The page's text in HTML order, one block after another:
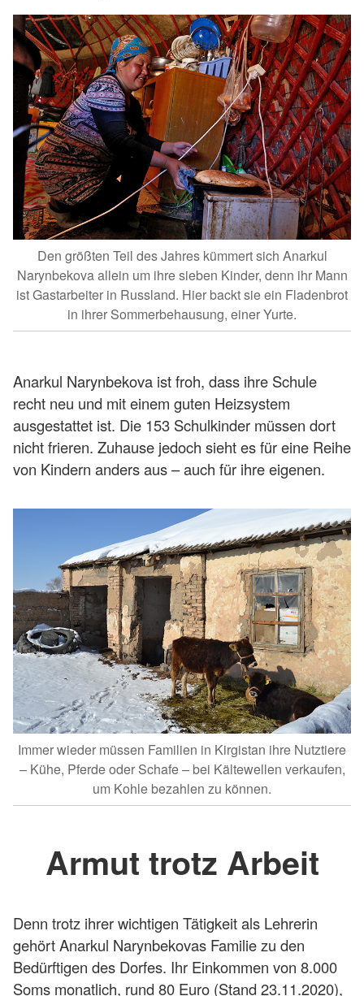
Den größten Teil des Jahres kümmert sich Anarkul
Narynbekova allein um ihre sieben Kinder, denn ihr Mann
ist Gastarbeiter in Russland. Hier backt sie ein Fladenbrot
in ihrer Sommerbehausung, einer Yurte.
Anarkul Narynbekova ist froh, dass ihre Schule
recht neu und mit einem guten Heizsystem
ausgestattet ist. Die 153 Schulkinder müssen dort
nicht frieren. Zuhause jedoch sieht es für eine Reihe
von Kindern anders aus – auch für ihre eigenen.
Immer wieder müssen Familien in Kirgistan ihre Nutztiere
– Kühe, Pferde oder Schafe – bei Kältewellen verkaufen,
um Kohle bezahlen zu können.
Armut trotz Arbeit
Denn trotz ihrer wichtigen Tätigkeit als Lehrerin
gehört Anarkul Narynbekovas Familie zu den
Bedürftigen des Dorfes. Ihr Einkommen von 8.000
Soms monatlich, rund 80 Euro (Stand 23.11.2020),